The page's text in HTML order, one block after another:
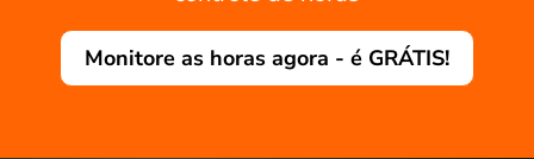
Monitore as horas agora - é GRÁTIS!